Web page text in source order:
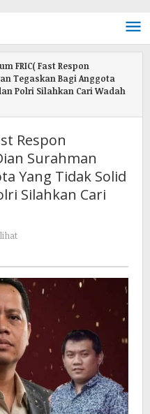
FRIC( Fast Respon
Tegaskan Bagi Anggota
Polri Silahkan Cari Wadah
Respon
Surahman
Yang Tidak Solid
Silahkan Cari